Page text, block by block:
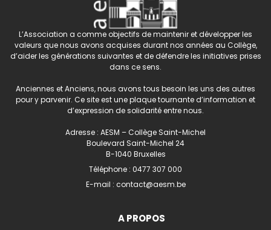
L’Association a comme objectifs de maintenir et développer les
valeurs que nous avons acquises durant nos années au Collège,
d’aider les générations suivantes et de défendre les initiatives prises
dans ce sens.
Anciennes et Anciens, nous avons tous besoin les uns des autres
pour y parvenir. Ce site est une plaque tournante d’information et
d’expression de solidarité entre nous.
Adresse : AESM – Collège Saint-Michel
Boulevard Saint-Michel 24
B-1040 Bruxelles
Téléphone : 0477 307 000
E-mail : contact@aesm.be
A PROPOS